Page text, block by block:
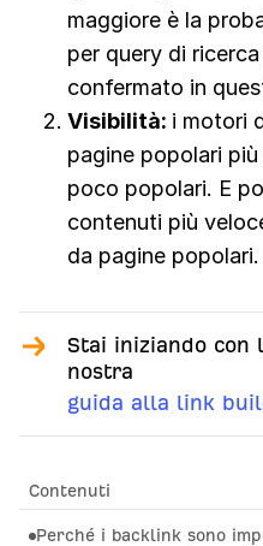
maggiore è la
per query di
confermato in
Visibilità: i motori
pagine popolari
poco popolari. E
contenuti più
da pagine popolari.
Stai iniziando con
nostra
guida alla link
Contenuti
Perché i backlink sono